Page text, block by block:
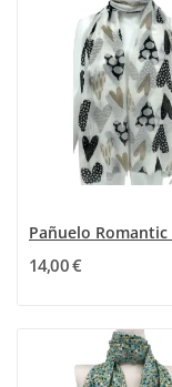
14,00 €